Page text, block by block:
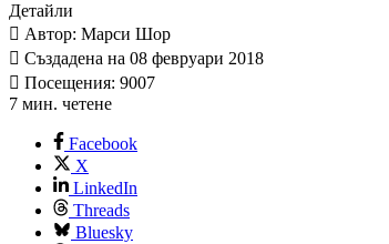
Детайли
Автор: Марси Шор
Създадена на 08 февруари 2018
Посещения: 9007
7 мин. четене
Facebook
X
LinkedIn
Threads
Bluesky